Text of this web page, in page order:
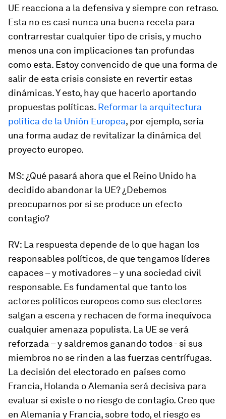
UE reacciona a la defensiva y siempre con retraso.
Esta no es casi nunca una buena receta para
contrarrestar cualquier tipo de crisis, y mucho
menos una con implicaciones tan profundas
como esta. Estoy convencido de que una forma de
salir de esta crisis consiste en revertir estas
dinámicas. Y esto, hay que hacerlo aportando
propuestas políticas. Reformar la arquitectura
política de la Unión Europea, por ejemplo, sería
una forma audaz de revitalizar la dinámica del
proyecto europeo.
MS: ¿Qué pasará ahora que el Reino Unido ha
decidido abandonar la UE? ¿Debemos
preocuparnos por si se produce un efecto
contagio?
RV: La respuesta depende de lo que hagan los
responsables políticos, de que tengamos líderes
capaces – y motivadores – y una sociedad civil
responsable. Es fundamental que tanto los
actores políticos europeos como sus electores
salgan a escena y rechacen de forma inequívoca
cualquier amenaza populista. La UE se verá
reforzada – y saldremos ganando todos - si sus
miembros no se rinden a las fuerzas centrífugas.
La decisión del electorado en países como
Francia, Holanda o Alemania será decisiva para
evaluar si existe o no riesgo de contagio. Creo que
en Alemania y Francia, sobre todo, el riesgo es